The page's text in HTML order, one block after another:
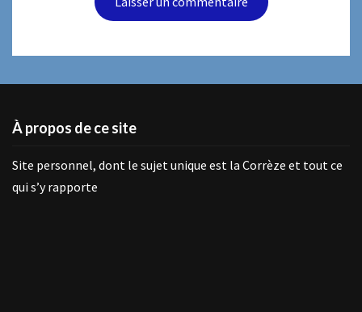
À propos de ce site
Site personnel, dont le sujet unique est la Corrèze et tout ce
qui s’y rapporte